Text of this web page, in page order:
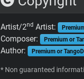
Artist/2nd Artist:
Composer: Premium or
Author: Premium or
* Non guaranteed